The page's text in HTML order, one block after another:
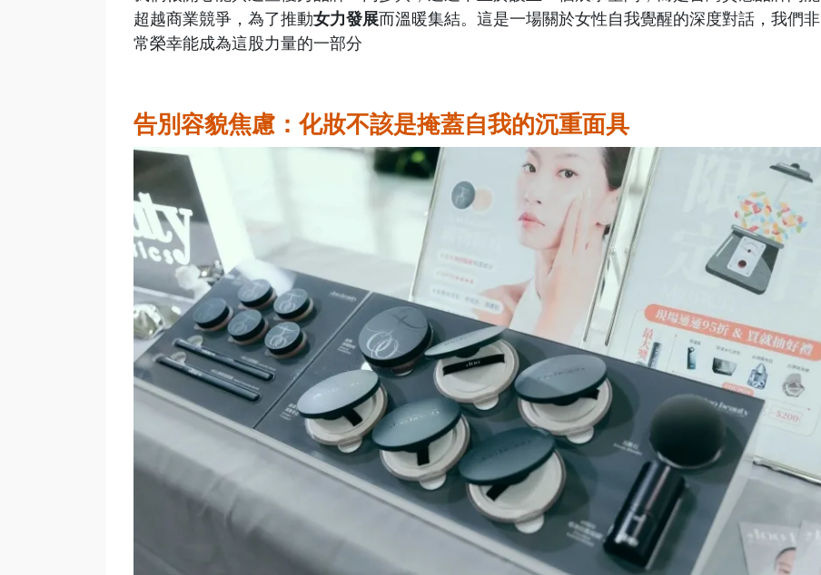
超越商業競爭，為了推動女力發展而溫暖集結。 這是一場關於女性自我覺醒的深度對話，我們非
常榮幸能成為這股力量的一部分
告別容貌焦慮：化妝不該是掩蓋自我的沉重面具